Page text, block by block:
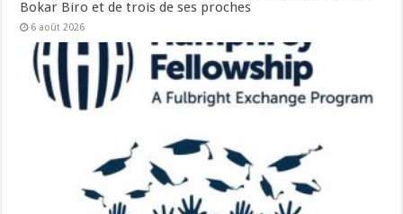
Bokar Biro et de trois de ses proches
6 août 2026